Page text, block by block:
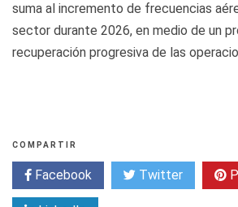
suma al incremento de frecuencias
sector durante 2026, en medio de un
recuperación progresiva de las
COMPARTIR
Facebook Twitter